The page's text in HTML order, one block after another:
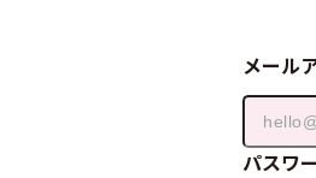
メール
パスワ